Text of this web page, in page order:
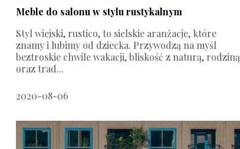
Meble do salonu w stylu rustykalnym
Styl wiejski, rustico, to sielskie aranżacje, które
znamy i lubimy od dziecka. Przywodzą na myśl
beztroskie chwile wakacji, bliskość z naturą, rodziną
oraz trad...
2020-08-06